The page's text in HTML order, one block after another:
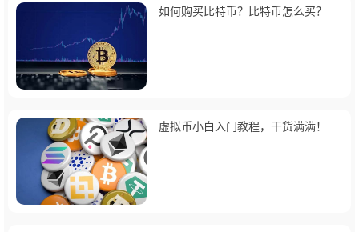
如何购买比特币？比特币怎么买？
虚拟币小白入门教程，干货满满！